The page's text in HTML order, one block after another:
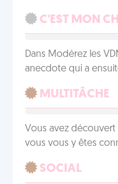
C'EST MON
Dans Modérez les
anecdote qui a
MULTITÂCHE
Vous avez
vous vous y êtes
SOCIAL